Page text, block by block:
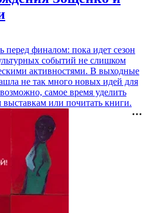
перед финалом: пока идет сезон
событий не слишком
активностями. В выходные
не так много новых идей для
самое время уделить
или почитать книги.